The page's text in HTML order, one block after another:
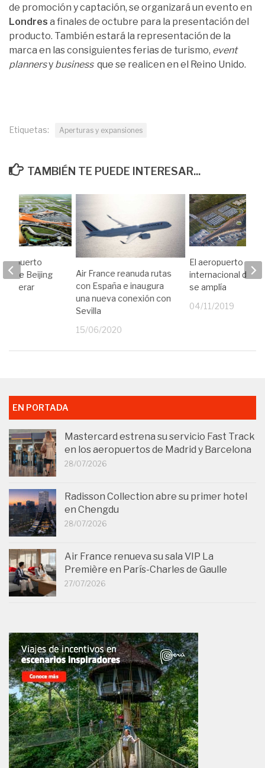
de promoción y captación, se organizará un evento en
Londres a finales de octubre para la presentación del
producto. También estará la representación de la
marca en las consiguientes ferias de turismo, event
plannersy businessque se realicen en el Reino Unido.
Etiquetas: Aperturas y expansiones
TAMBIÉN TE PUEDE INTERESAR...
Air France reanuda rutas
con España e inaugura
una nueva conexión con
Sevilla
15/06/2020
El aeropuerto
internacional de
se amplía
04/11/2019
de Beijing
operar
EN PORTADA
Mastercard estrena su servicio Fast Track
en los aeropuertos de Madrid y Barcelona
28/07/2026
Radisson Collection abre su primer hotel
en Chengdu
28/07/2026
Air France renueva su sala VIP La
Première en París-Charles de Gaulle
27/07/2026